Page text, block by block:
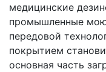
медицинские
промышленные
передовой
покрытием
основная часть